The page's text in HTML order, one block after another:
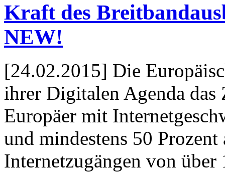
Kraft des
NEW!
[24.02.2015] Die
ihrer Digitalen Agenda das
Europäer mit
und mindestens 50
Internetzugängen von